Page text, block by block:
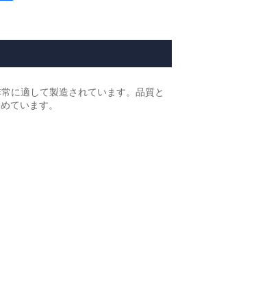
に適して製造されています。品質と
ています。